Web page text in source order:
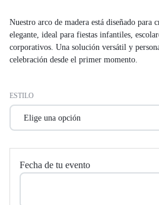
Nuestro arco de madera está diseñado para
elegante, ideal para fiestas infantiles,
corporativos. Una solución versátil y
celebración desde el primer momento.
ESTILO
Fecha de tu evento